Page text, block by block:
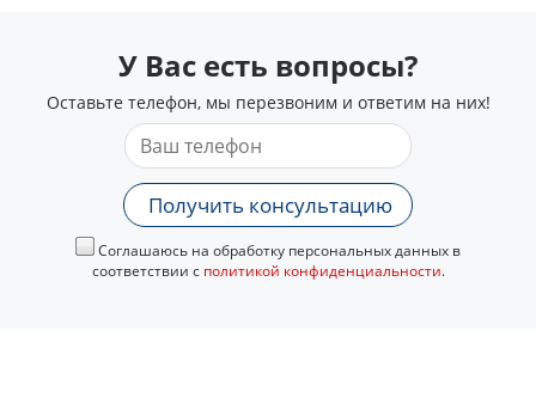
У Вас есть вопросы?
Оставьте телефон, мы перезвоним и ответим на них!
Получить консультацию
Соглашаюсь на обработку персональных данных в
соответствии с политикой конфиденциальности.